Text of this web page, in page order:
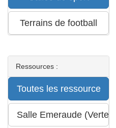
Ressources :